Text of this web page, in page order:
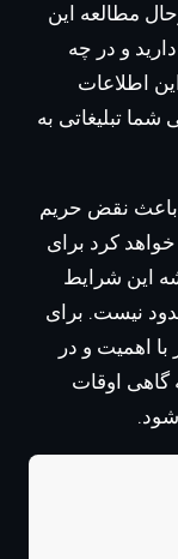
مطالعه این
و در چه
اطلاعات
تبلیغاتی به
باعث نقض حریم
کرد برای
این شرایط
نیست. برای
اهمیت و در
گاهی اوقات